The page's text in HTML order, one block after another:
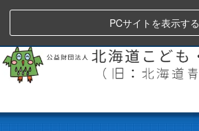
PCサイトを表示する